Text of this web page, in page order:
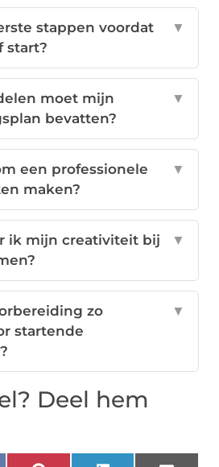
stappen voordat
start?
▼
moet mijn
bevatten?
▼
een professionele
maken?
▼
ik mijn creativiteit bij
▼
zo
startende
▼
Deel hem